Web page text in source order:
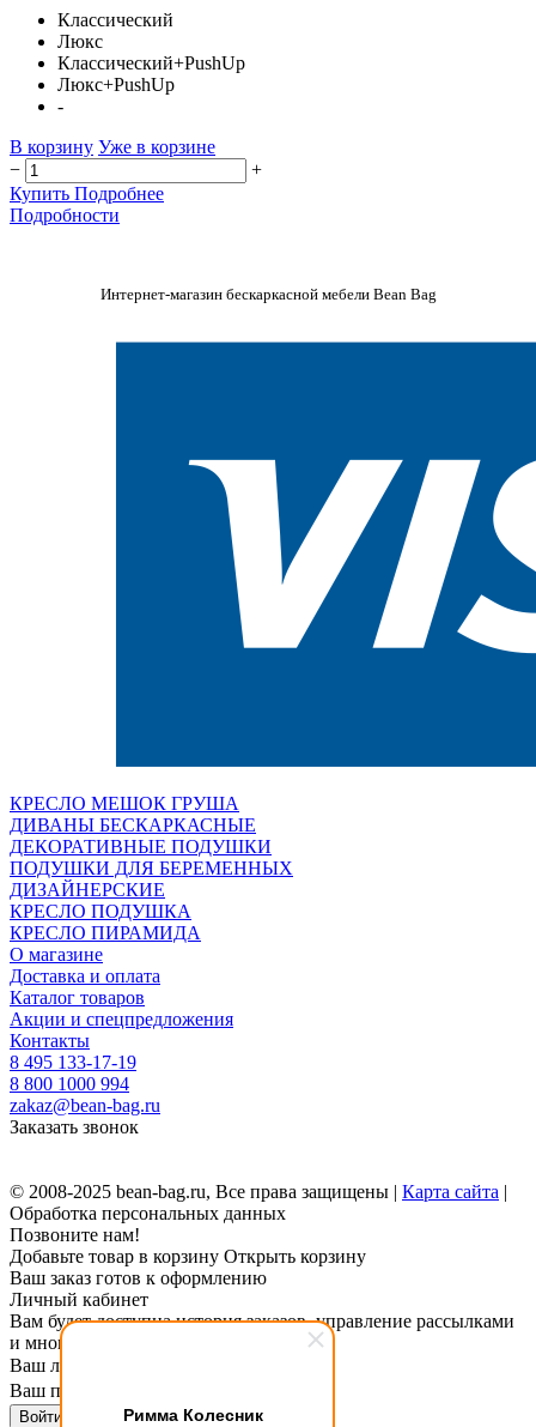
Римма Колесник
Классический
Люкс
Классический+PushUp
Люкс+PushUp
-
В корзину Уже в корзине
−
+
Купить Подробнее
Подробности
Интернет-магазин бескаркасной мебели Bean Bag
КРЕСЛО МЕШОК ГРУША
ДИВАНЫ БЕСКАРКАСНЫЕ
ДЕКОРАТИВНЫЕ ПОДУШКИ
ПОДУШКИ ДЛЯ БЕРЕМЕННЫХ
ДИЗАЙНЕРСКИЕ
КРЕСЛО ПОДУШКА
КРЕСЛО ПИРАМИДА
О магазине
Доставка и оплата
Каталог товаров
Акции и спецпредложения
Контакты
8 495 133-17-19
8 800 1000 994
zakaz@bean-bag.ru
Заказать звонок
© 2008-2025 bean-bag.ru, Все права защищены | Карта сайта |
Обработка персональных данных
Позвоните нам!
Добавьте товар в корзину Открыть корзину
Ваш заказ готов к оформлению
Личный кабинет
Вам будет доступна история заказов, управление рассылками
и многое другое.
Ваш логин
Ваш пароль
Войти в личный кабинет